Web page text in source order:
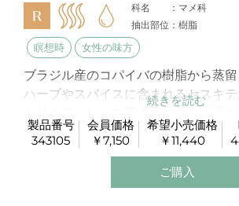
科名 ：マメ科
抽出部位：樹脂
瞑想時 女性の味方
ブラジル産のコパイバの樹脂から蒸留
ハーブやスパイスに含まれるセスキ
ィーな香りです。
製品番号
343105
会員価格
￥7,150
希望小売価格
￥11,440
ご購入